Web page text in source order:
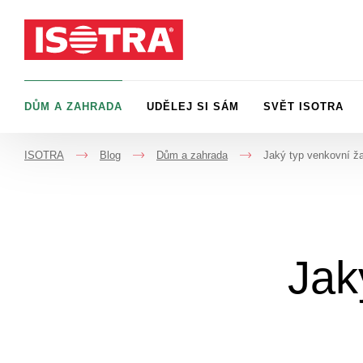
DŮM A ZAHRADA UDĚLEJ SI SÁM SVĚT ISOTRA
ISOTRA
->
Blog
->
Dům a zahrada
->
Jaký typ venkovní